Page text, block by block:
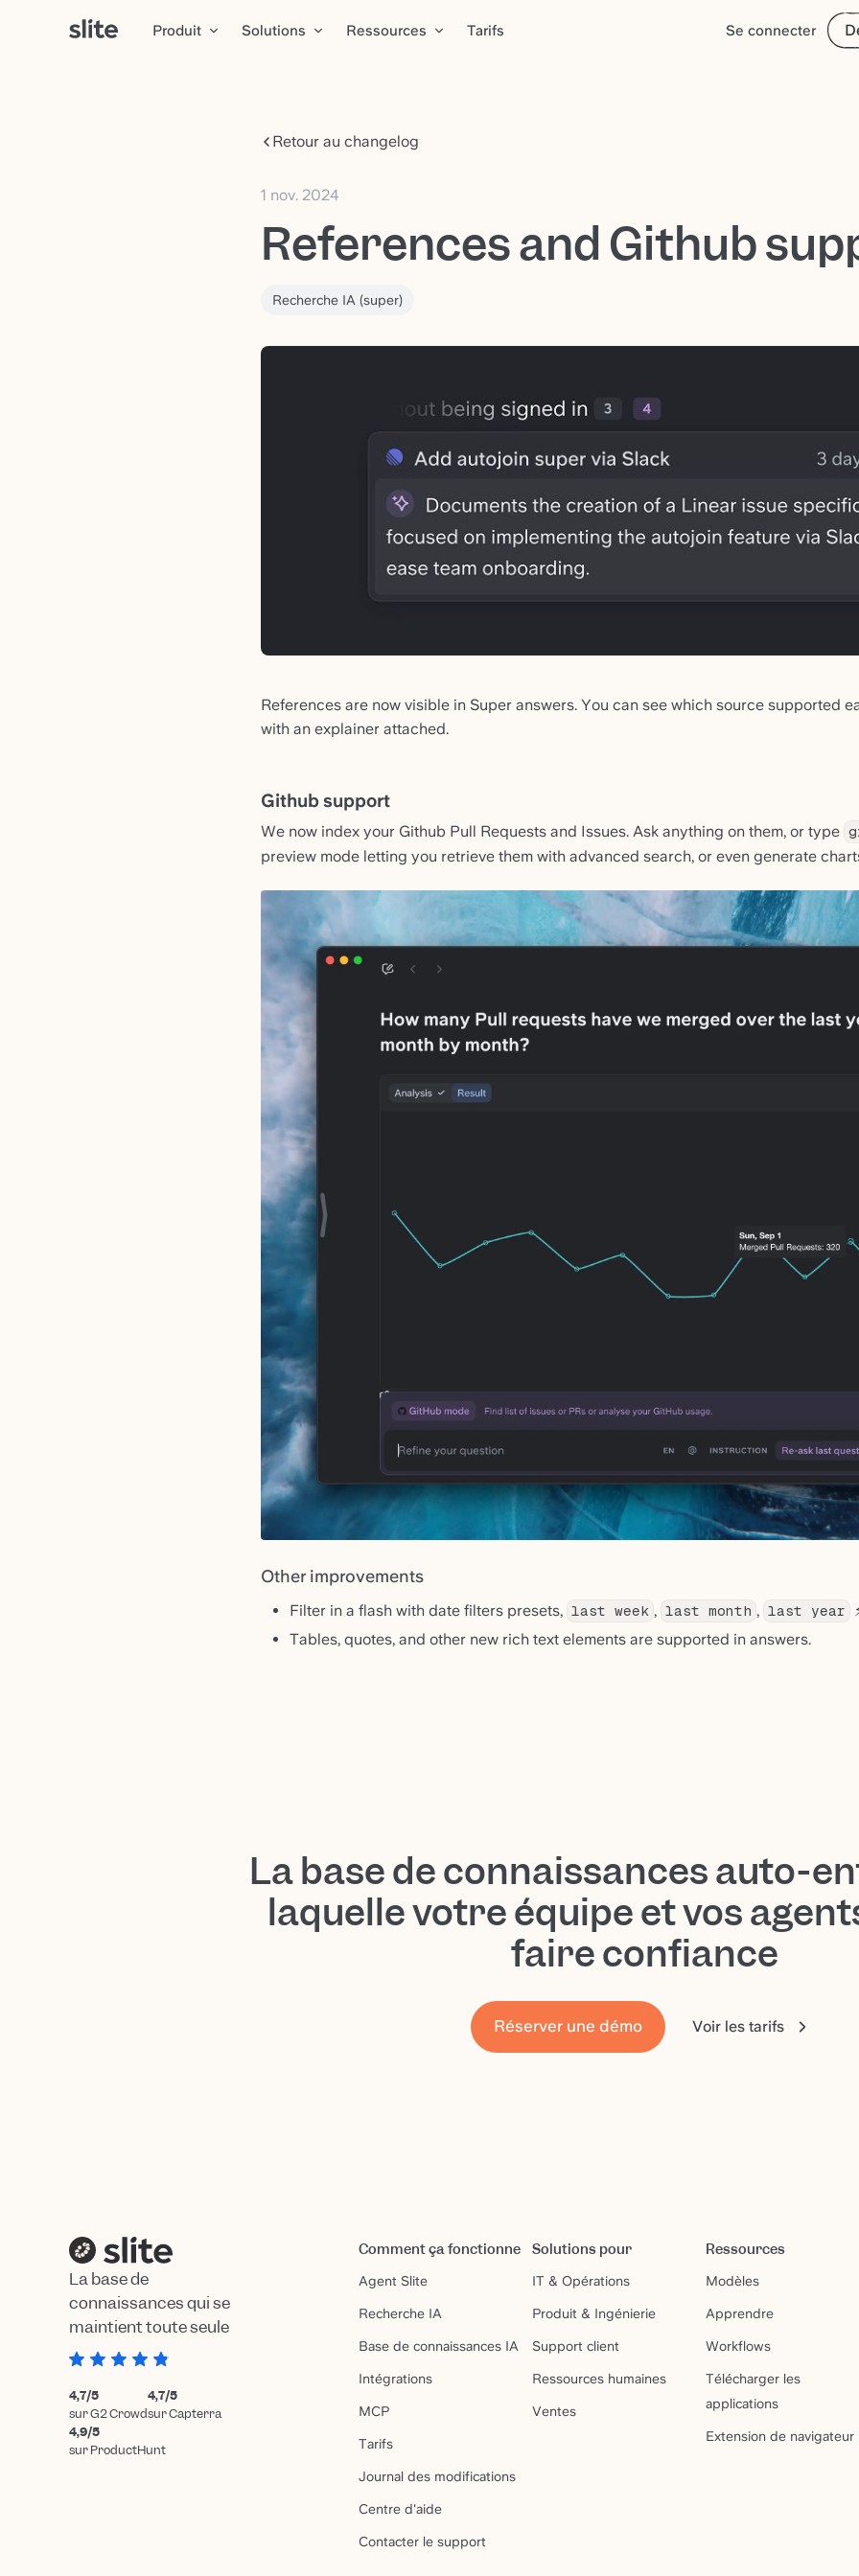
Produit Solutions Ressources Tarifs Se connecter
Retour au changelog
1 nov. 2024
References and Github
Recherche IA (super)
References are now visible in Super answers. You can see which source supported
with an explainer attached.
Github support
We now index your Github Pull Requests and Issues. Ask anything on them, or type
preview mode letting you retrieve them with advanced search, or even generate
Other improvements
Filter in a flash with date filters presets, last week , last month , last year
Tables, quotes, and other new rich text elements are supported in answers.
La base de connaissances auto-
laquelle votre équipe et vos
faire confiance
Réserver une démo Voir les tarifs
La base de
connaissances qui se
maintient toute seule
4,7/5
sur G2 Crowd
4,7/5
sur Capterra
4,9/5
sur ProductHunt
Comment ça fonctionne
Agent Slite
Recherche IA
Base de connaissances IA
Intégrations
MCP
Tarifs
Journal des modifications
Centre d'aide
Contacter le support
Solutions pour
IT & Opérations
Produit & Ingénierie
Support client
Ressources humaines
Ventes
Ressources
Modèles
Apprendre
Workflows
Télécharger les
applications
Extension de navigateur